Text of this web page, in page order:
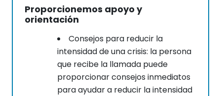
Proporcionemos apoyo y
orientación
Consejos para reducir la
intensidad de una crisis: la persona
que recibe la llamada puede
proporcionar consejos inmediatos
para ayudar a reducir la intensidad